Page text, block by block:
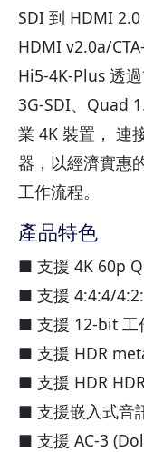
SDI 到 HDMI
HDMI v2.0a/
Hi5-4K-Plus 透
3G-SDI、Quad
業 4K 裝置， 連
器，以經濟實惠
工作流程。
產品特色
■ 支援 4K 60p
■ 支援 4:4:4/
■ 支援 12-bit 工
■ 支援 HDR
■ 支援 HDR
■ 支援嵌入式音
■ 支援 AC-3